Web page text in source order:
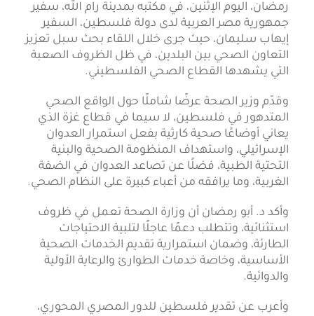
رمضان، اليوم الإثنين، في مكتبه بمدينة رام الله، سفير
جمهورية مصر العربية لدى دولة فلسطين، السفير
إيهاب سليمان، حيث جرى خلال اللقاء بحث سبل تعزيز
التعاون الصحي بين البلدين، في ظل الظروف الصعبة
التي يشهدها القطاع الصحي الفلسطيني.
وقدّم وزير الصحة عرضًا شاملًا حول الواقع الصحي
المتدهور في فلسطين، لا سيما في قطاع غزة الذي
يعاني أوضاعًا صحية كارثية بفعل استمرار العدوان
الإسرائيلي، واستهداف المنظومة الصحية والبنية
التحتية الطبية، فضلًا عن تصاعد العدوان في الضفة
الغربية، وما يرافقه من أعباء كبيرة على النظام الصحي.
وأكد د. أبو رمضان أن وزارة الصحة تعمل في ظروف
استثنائية، وتتطلب دعمًا عاجلًا لتلبية الاحتياجات
الطارئة، وضمان استمرارية تقديم الخدمات الصحية
الأساسية، وخاصة خدمات الطوارئ والرعاية الأولية
والدوائية.
وأعرب عن تقدير فلسطين للدور المصري المحوري،